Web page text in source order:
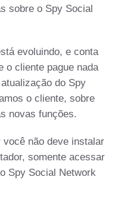
sobre o Spy Social
evoluindo, e conta
o cliente pague nada
do Spy
o cliente, sobre
novas funções.
você não deve instalar
somente acessar
Spy Social Network